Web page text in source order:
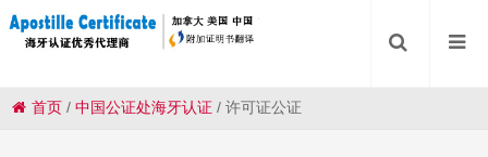
首页 /中国公证处海牙认证 /许可证公证